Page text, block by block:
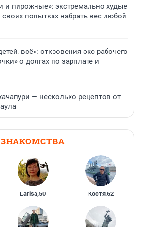
и пирожные»: экстремально худые
попытках набрать вес любой
всё»: откровения экс-рабочего
о долгах по зарплате и
— несколько рецептов от
ЗНАКОМСТВА
Larisa,50 Костя,62